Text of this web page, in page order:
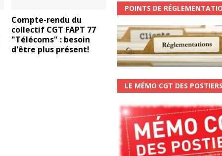
Compte-rendu du
collectif CGT FAPT 77
"Télécoms" : besoin
d'être plus présent!
POINTS DE
LE MÉMO CGT DES